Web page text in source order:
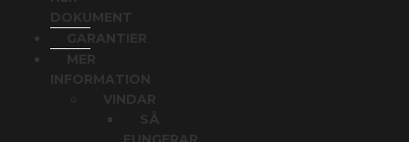
DOKUMENT
GARANTIER
MER
INFORMATION
VINDAR
SÅ